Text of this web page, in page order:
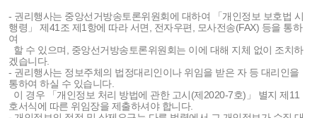
- 권리행사는 중앙선거방송토론위원회에 대하여 「개인정보 보호법 시
행령」 제41조 제1항에 따라 서면, 전자우편, 모사전송(FAX) 등을 통하
여
할 수 있으며, 중앙선거방송토론위원회는 이에 대해 지체 없이 조치하
겠습니다.
- 권리행사는 정보주체의 법정대리인이나 위임을 받은 자 등 대리인을
통하여 하실 수 있습니다.
이 경우 「개인정보 처리 방법에 관한 고시(제2020-7호)」 별지 제11
호서식에 따른 위임장을 제출하셔야 합니다.